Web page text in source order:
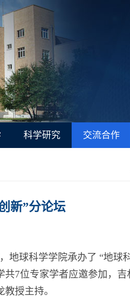
科学研究 交流合作
新”分论坛
地球科学学院承办了 “地球
共7位专家学者应邀参加，
授主持。